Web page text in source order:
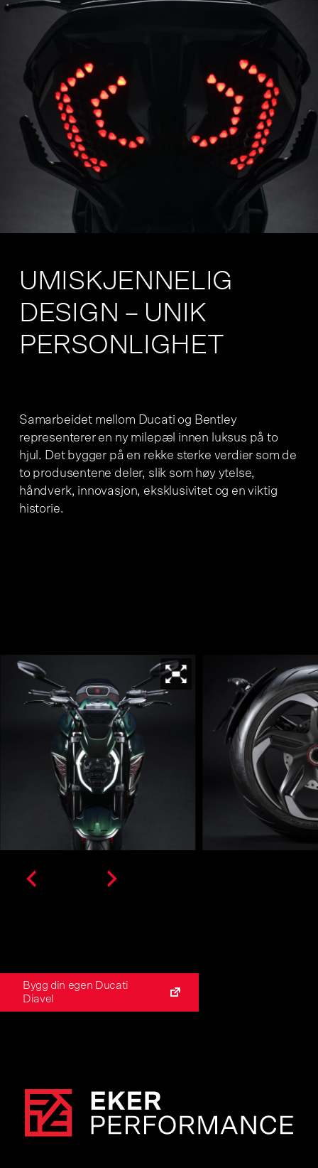
UMISKJENNELIG
DESIGN – UNIK
PERSONLIGHET
Samarbeidet mellom Ducati og Bentley
representerer en ny milepæl innen luksus på to
hjul. Det bygger på en rekke sterke verdier som de
to produsentene deler, slik som høy ytelse,
håndverk, innovasjon, eksklusivitet og en viktig
historie.
Bygg din egen Ducati
Diavel